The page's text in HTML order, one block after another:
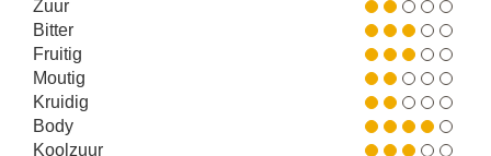
Zuur
Bitter
Fruitig
Moutig
Kruidig
Body
Koolzuur